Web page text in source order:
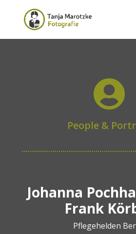

People &
Johanna
Frank
Pflegehelden